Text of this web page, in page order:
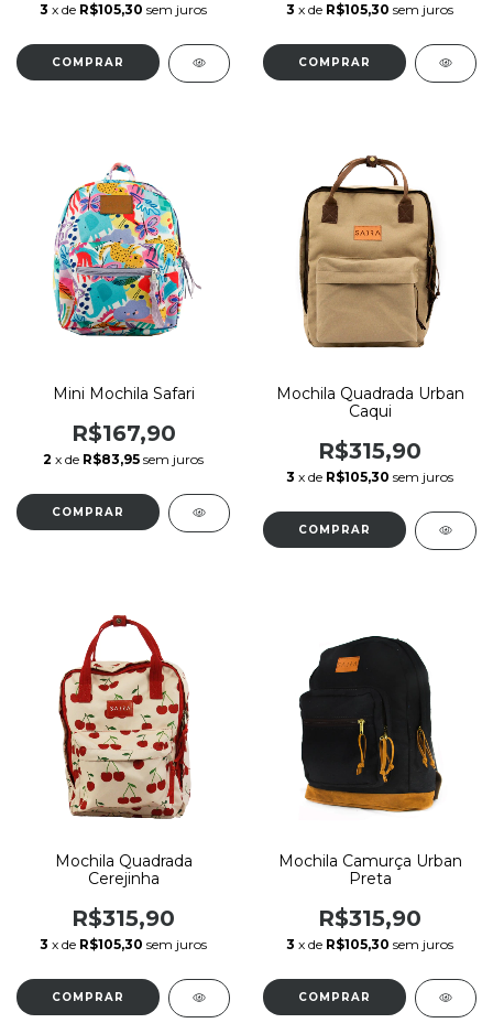
3 x de R$105,30 sem juros 3 x de R$105,30 sem juros
Mini Mochila Safari
R$167,90
2 x de R$83,95 sem juros
Mochila Quadrada Urban
Caqui
R$315,90
3 x de R$105,30 sem juros
Mochila Quadrada
Cerejinha
R$315,90
3 x de R$105,30 sem juros
Mochila Camurça Urban
Preta
R$315,90
3 x de R$105,30 sem juros